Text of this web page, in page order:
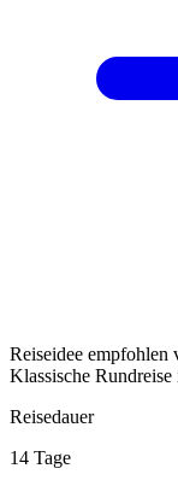
Reiseidee empfohlen
Klassische
Reisedauer
14 Tage